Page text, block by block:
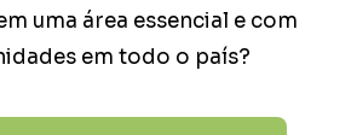
uma área essencial e com
em todo o país?